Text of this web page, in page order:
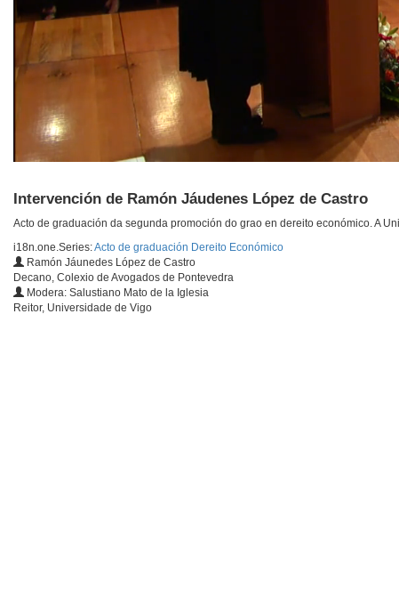
Intervención de Ramón Jáudenes López de Castro
Acto de graduación da segunda promoción do grao en dereito económico. A
i18n.one.Series:Acto de graduación Dereito Económico
Ramón Jáunedes López de Castro
Decano, Colexio de Avogados de Pontevedra
Modera: Salustiano Mato de la Iglesia
Reitor, Universidade de Vigo